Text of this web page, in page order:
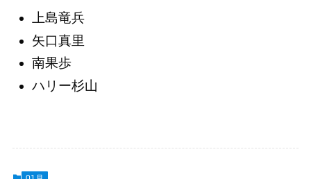
上島竜兵
矢口真里
南果歩
ハリー杉山